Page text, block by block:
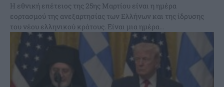
Η εθνική επέτειος της 25ης Μαρτίου είναι η ημέρα
εορτασμού της ανεξαρτησίας των Ελλήνων και της ίδρυσης
του νέου ελληνικού κράτους. Είναι μια ημέρα...